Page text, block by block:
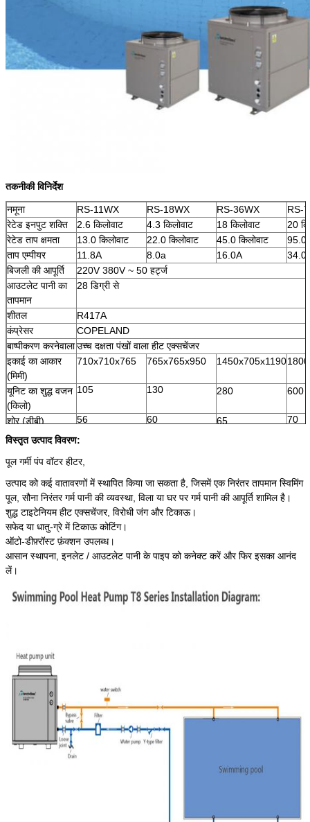
तकनीकी विनिर्देश
नमूना RS-11WX RS-18WX RS-36WX
RS-
रेटेड इनपुट शक्ति
2.6 किलोवाट 4.3 किलोवाट 18 किलोवाट
20
रेटेड ताप क्षमता
13.0 किलोवाट 22.0 किलोवाट 45.0 किलोवाट
95.0
ताप एम्पीयर
11.8A 8.0a 16.0A
बिजली की आपूर्ति
220V 380V ~ 50 हर्ट्ज
आउटलेट पानी का
तापमान
28 डिग्री से
शीतल
R417A
कंप्रेसर
COPELAND
बाष्पीकरण करनेवालाउच्च दक्षता पंखों वाला हीट एक्सचेंजर
इकाई का आकार
(मिमी)
710x710x765 765x765x950 1450x705x1190
यूनिट का शुद्ध वजन
(किलो)
105 130 280 600
शोर (डीबी) 56 60 65
70
पानी का कनेक्शन
DN50
विस्तृत उत्पाद विवरण:
पूल गर्मी पंप वॉटर हीटर,
उत्पाद को कई वातावरणों में स्थापित किया जा सकता है, जिसमें एक निरंतर तापमान स्विमिंग
पूल, सौना निरंतर गर्म पानी की व्यवस्था, विला या घर पर गर्म पानी की आपूर्ति शामिल है।
शुद्ध टाइटेनियम हीट एक्सचेंजर, विरोधी जंग और टिकाऊ।
सफेद या धातु-ग्रे में टिकाऊ कोटिंग।
ऑटो-डीफ़्रॉस्ट फ़ंक्शन उपलब्ध।
आसान स्थापना, इनलेट / आउटलेट पानी के पाइप को कनेक्ट करें और फिर इसका आनंद
लें।